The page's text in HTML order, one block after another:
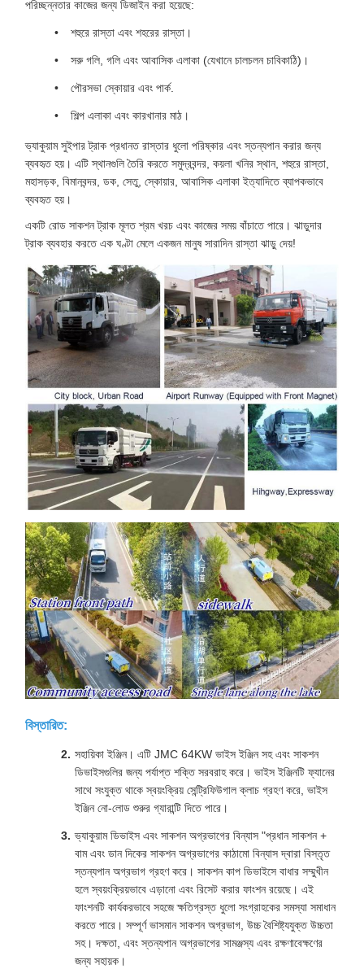
পরিচ্ছন্নতার কাজের জন্য ডিজাইন করা হয়েছে:
শহুরে রাস্তা এবং শহরের রাস্তা।
সরু গলি, গলি এবং আবাসিক এলাকা (যেখানে চালচলন চাবিকাঠি)।
পৌরসভা স্কোয়ার এবং পার্ক.
শিল্প এলাকা এবং কারখানার মাঠ।
ভ্যাকুয়াম সুইপার ট্রাক প্রধানত রাস্তার ধুলো পরিষ্কার এবং স্তন্যপান করার জন্য
ব্যবহৃত হয়। এটি স্থানগুলি তৈরি করতে সমুদ্রবন্দর, কয়লা খনির স্থান, শহুরে রাস্তা,
মহাসড়ক, বিমানবন্দর, ডক, সেতু, স্কোয়ার, আবাসিক এলাকা ইত্যাদিতে ব্যাপকভাবে
ব্যবহৃত হয়।
একটি রোড সাকশন ট্রাক মূলত শ্রম খরচ এবং কাজের সময় বাঁচাতে পারে। ঝাড়ুদার
ট্রাক ব্যবহার করতে এক ঘণ্টা মেলে একজন মানুষ সারাদিন রাস্তা ঝাড়ু দেয়!
বিস্তারিত:
সহায়িকা ইঞ্জিন। এটি JMC 64KW ভাইস ইঞ্জিন সহ এবং সাকশন
ডিভাইসগুলির জন্য পর্যাপ্ত শক্তি সরবরাহ করে। ভাইস ইঞ্জিনটি ফ্যানের
সাথে সংযুক্ত থাকে স্বয়ংক্রিয় সেন্ট্রিফিউগাল ক্লাচ গ্রহণ করে, ভাইস
ইঞ্জিন নো-লোড শুরুর গ্যারান্টি দিতে পারে।
ভ্যাকুয়াম ডিভাইস এবং সাকশন অগ্রভাগের বিন্যাস "প্রধান সাকশন +
বাম এবং ডান দিকের সাকশন অগ্রভাগের কাঠামো বিন্যাস দ্বারা বিস্তৃত
স্তন্যপান অগ্রভাগ গ্রহণ করে। সাকশন কাপ ডিভাইসে বাধার সম্মুখীন
হলে স্বয়ংক্রিয়ভাবে এড়ানো এবং রিসেট করার ফাংশন রয়েছে। এই
ফাংশনটি কার্যকরভাবে সহজে ক্ষতিগ্রস্ত ধুলো সংগ্রাহকের সমস্যা সমাধান
করতে পারে। সম্পূর্ণ ভাসমান সাকশন অগ্রভাগ, উচ্চ বৈশিষ্ট্যযুক্ত উচ্চতা
সহ। দক্ষতা, এবং স্তন্যপান অগ্রভাগের সামঞ্জস্য এবং রক্ষণাবেক্ষণের
জন্য সহায়ক।